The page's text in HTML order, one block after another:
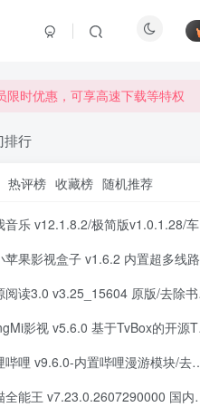
限时优惠，可享高速下载等特权
限时优惠，可享高速下载等特权
排行
热评榜 收藏榜 随机推荐
v12.1.8.2/极简版v1.0.1.28/车机版v7.6.2.21 去广告解锁会员版最新可用版
果影视盒子 v1.6.2 内置超多线路 免捐赠版
3.0 v3.25_15604 原版/去除书源限制/内置书源版 及 2025.09月书源
影视 v5.6.0 基于TvBox的开源TV盒子&安卓影视播放器
哩 v9.6.0-内置哔哩漫游模块/去广告精简优化版
能王 v7.23.0.2607290000 国内版/国际版 解锁本地会员